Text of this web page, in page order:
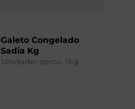
Galeto Congelado
Sadia Kg
Unidade: aprox. 1kg